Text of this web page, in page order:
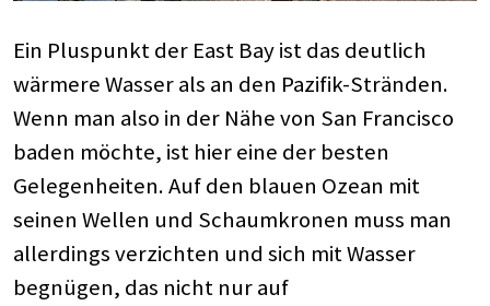
Ein Pluspunkt der East Bay ist das deutlich
wärmere Wasser als an den Pazifik-Stränden.
Wenn man also in der Nähe von San Francisco
baden möchte, ist hier eine der besten
Gelegenheiten. Auf den blauen Ozean mit
seinen Wellen und Schaumkronen muss man
allerdings verzichten und sich mit Wasser
begnügen, das nicht nur auf